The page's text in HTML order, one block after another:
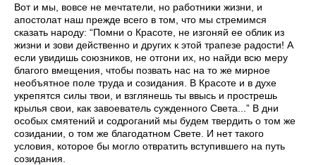
Вот и мы, вовсе не мечтатели, но работники жизни, и
апостолат наш прежде всего в том, что мы стремимся
сказать народу: “Помни о Красоте, не изгоняй ее облик из
жизни и зови действенно и других к этой трапезе радости! А
если увидишь союзников, не отгони их, но найди всю меру
благого вмещения, чтобы позвать нас на то же мирное
необъятное поле труда и созидания. В Красоте и в духе
укрепятся силы твои, и взглянешь ты ввысь и прострешь
крылья свои, как завоеватель сужденного Света...” В дни
особых смятений и содроганий мы будем твердить о том же
созидании, о том же благодатном Свете. И нет такого
условия, которое бы могло отвратить вступившего на путь
созидания.